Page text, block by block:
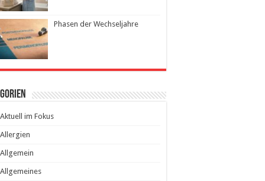
Phasen der Wechseljahre
Aktuell im Fokus
Allergien
Allgemein
Allgemeines